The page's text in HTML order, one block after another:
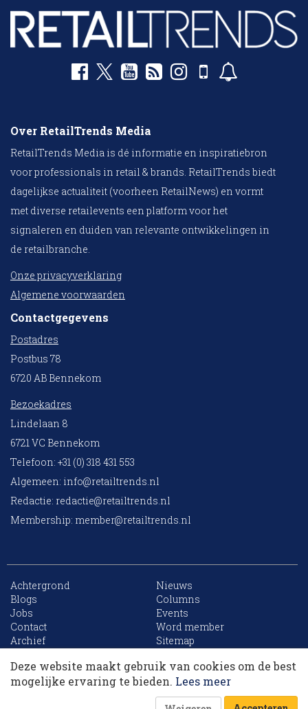
Over RetailTrends Media
RetailTrends Media is dé informatie en inspiratiebron
voor professionals in retail & brands. RetailTrends biedt
dagelijkse actualiteit (voorheen RetailNews) en vormt
met diverse retailevents een platform voor het
signaleren en duiden van relevante ontwikkelingen in
de retailbranche.
Onze privacyverklaring
Algemene voorwaarden
Contactgegevens
Postadres
Postbus 78
6720 AB Bennekom
Bezoekadres
Lindelaan 8
6721 VC Bennekom
Telefoon: +31 (0) 318 431 553
Algemeen: info@retailtrends.nl
Redactie: redactie@retailtrends.nl
Membership: member@retailtrends.nl
Achtergrond
Nieuws
Blogs
Columns
Jobs
Events
Contact
Word member
Archief
Sitemap
Website is powered by
Deze website maakt gebruik van cookies om de best
mogelijke ervaring te bieden. Lees meer
Korting op events